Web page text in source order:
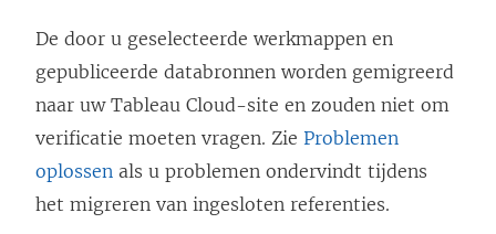
De door u geselecteerde werkmappen en
gepubliceerde databronnen worden gemigreerd
naar uw Tableau Cloud-site en zouden niet om
verificatie moeten vragen. Zie Problemen
oplossen als u problemen ondervindt tijdens
het migreren van ingesloten referenties.